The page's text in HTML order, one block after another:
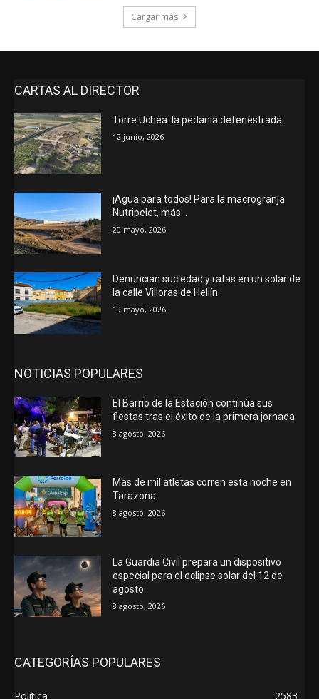
Cargar más
CARTAS AL DIRECTOR
Torre Uchea: la pedanía defenestrada
12 junio, 2026
¡Agua para todos! Para la macrogranja
Nutripelet, más…
20 mayo, 2026
Denuncian suciedad y ratas en un solar de
la calle Villoras de Hellín
19 mayo, 2026
NOTICIAS POPULARES
El Barrio de la Estación continúa sus
fiestas tras el éxito de la primera jornada
8 agosto, 2026
Más de mil atletas corren esta noche en
Tarazona
8 agosto, 2026
La Guardia Civil prepara un dispositivo
especial para el eclipse solar del 12 de
agosto
8 agosto, 2026
CATEGORÍAS POPULARES
Política
2583